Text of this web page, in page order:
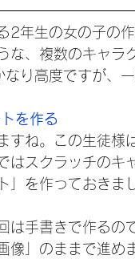
2年生の女の子の
な、複数のキャラ
り高度ですが、
を作る
すね。この生徒様
はスクラッチのキ
」を作っておきま
手書きで作るの
像」のままで進め